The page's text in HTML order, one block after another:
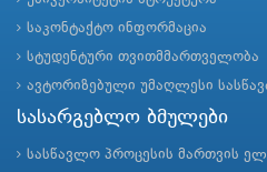
საკონტაქტო ინფორმაცია
სტუდენტური თვითმმართველობა
ავტორიზებული უმაღლესი
სასარგებლო ბმულები
სასწავლო პროცესის მართვის